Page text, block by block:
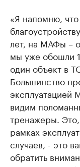
«Я напомню,
лет, на МАФы –
мы уже обошли
один объект в
Большинство
эксплуатацией
видим
тренажеры.
рамках
случаев, - это
обратить